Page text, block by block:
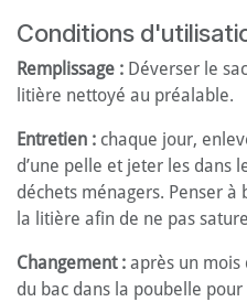
Conditions
Remplissage : Déverser le
litière nettoyé au préalable.
Entretien : chaque jour,
d’une pelle et jeter les dans
déchets ménagers. Penser
la litière afin de ne pas
Changement : après un
du bac dans la poubelle